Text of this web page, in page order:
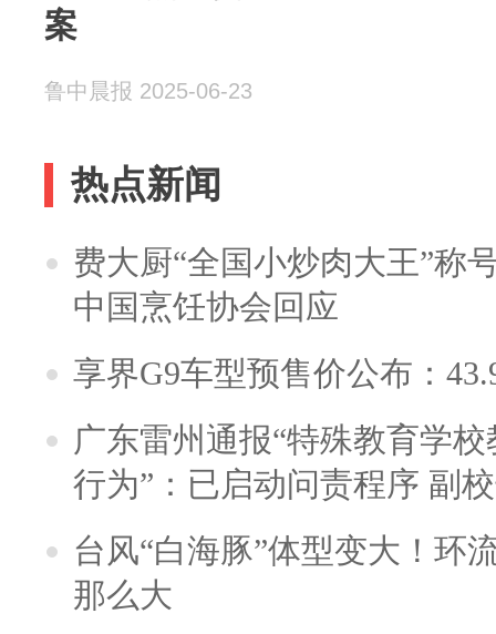
案
鲁中晨报 2025-06-23
热点新闻
费大厨“全国小炒肉大王”称
中国烹饪协会回应
享界G9车型预售价公布：
广东雷州通报“特殊教育学
行为”：已启动问责程序 副
台风“白海豚”体型变大！环
那么大